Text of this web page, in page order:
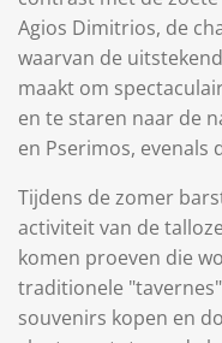
Agios Dimitrios, de
waarvan de
maakt om
en te staren naar de
en Pserimos, evenals
Tijdens de zomer
activiteit van de
komen proeven die
traditionele
souvenirs kopen en